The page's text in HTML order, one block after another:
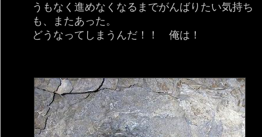
うもなく進めなくなるまでがんばりたい気持ち
も、またあった。
どうなってしまうんだ！！ 俺は！